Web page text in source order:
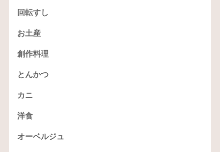
回転すし
お土産
創作料理
とんかつ
カニ
洋食
オーベルジュ